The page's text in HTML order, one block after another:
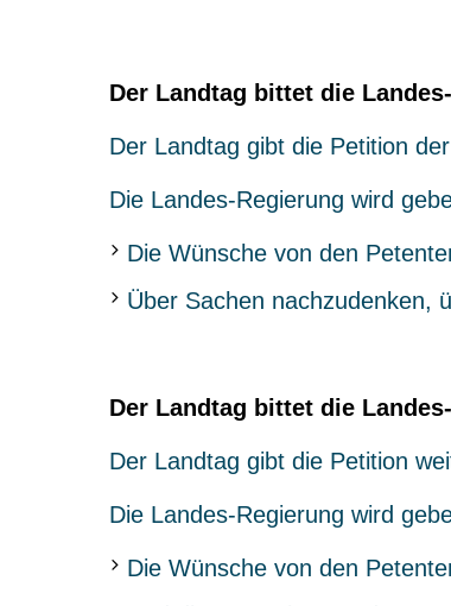
Der Landtag bittet die
Der Landtag gibt die Petition
Die Landes-Regierung wird
Die Wünsche von den
Über Sachen nachzudenken,
Der Landtag bittet die
Der Landtag gibt die Petition
Die Landes-Regierung wird
Die Wünsche von den